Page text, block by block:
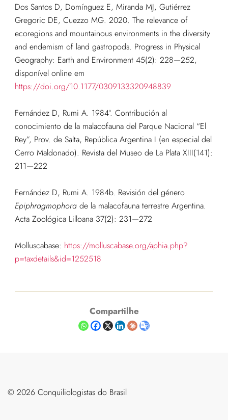
Dos Santos D, Domínguez E, Miranda MJ, Gutiérrez
Gregoric DE, Cuezzo MG. 2020. The relevance of
ecoregions and mountainous environments in the diversity
and endemism of land gastropods. Progress in Physical
Geography: Earth and Environment 45(2): 228—252,
disponível online em
https://doi.org/10.1177/0309133320948839
Fernández D, Rumi A. 1984ª. Contribución al
conocimiento de la malacofauna del Parque Nacional “El
Rey”, Prov. de Salta, República Argentina I (en especial del
Cerro Maldonado). Revista del Museo de La Plata XIII(141):
211—222
Fernández D, Rumi A. 1984b. Revisión del género
Epiphragmophorade la malacofauna terrestre Argentina.
Acta Zoológica Lilloana 37(2): 231—272
Molluscabase: https://molluscabase.org/aphia.php?
p=taxdetails&id=1252518
Compartilhe
©️ 2026 Conquiliologistas do Brasil